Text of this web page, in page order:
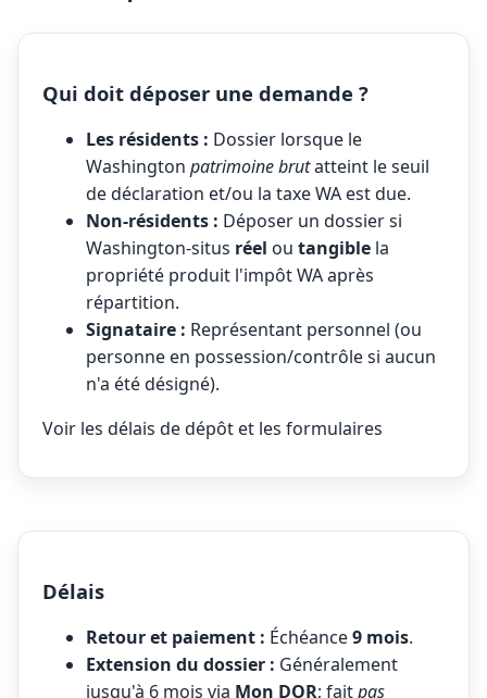
Qui doit déposer une demande ?
Les résidents : Dossier lorsque le
Washington patrimoine brutatteint le seuil
de déclaration et/ou la taxe WA est due.
Non-résidents : Déposer un dossier si
Washington-situs réel ou tangible la
propriété produit l'impôt WA après
répartition.
Signataire : Représentant personnel (ou
personne en possession/contrôle si aucun
n'a été désigné).
Voir les délais de dépôt et les formulaires
Délais
Retour et paiement : Échéance9 mois.
Extension du dossier : Généralement
jusqu'à 6 mois via Mon DOR; faitpas